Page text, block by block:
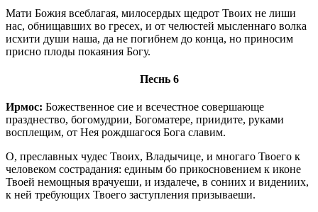
Мати Божия всеблагая, милосердых щедрот Твоих не лиши
нас, обнищавших во гресех, и от челюстей мысленнаго волка
исхити души наша, да не погибнем до конца, но приносим
присно плоды покаяния Богу.
Песнь 6
Ирмос: Божественное сие и всечестное совершающе
празднество, богомудрии, Богоматере, приидите, руками
восплещим, от Нея рождшагося Бога славим.
О, преславных чудес Твоих, Владычице, и многаго Твоего к
человеком сострадания: единым бо прикосновением к иконе
Твоей немощныя врачуеши, и издалече, в сониих и видениих,
к ней требующих Твоего заступления призываеши.